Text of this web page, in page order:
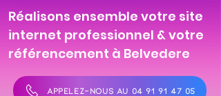
Réalisons ensemble votre site
internet professionnel & votre
référencement à Belvedere
APPELEZ-NOUS AU 04 91 91 47 05